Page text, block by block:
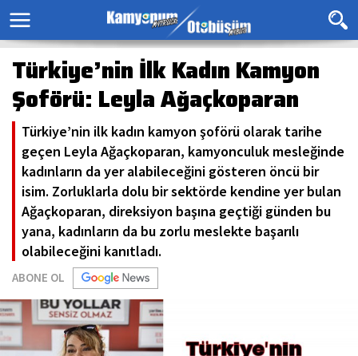
Türkiye’nin İlk Kadın Kamyon
Şoförü: Leyla Ağaçkoparan
Türkiye’nin ilk kadın kamyon şoförü olarak tarihe
geçen Leyla Ağaçkoparan, kamyonculuk mesleğinde
kadınların da yer alabileceğini gösteren öncü bir
isim. Zorluklarla dolu bir sektörde kendine yer bulan
Ağaçkoparan, direksiyon başına geçtiği günden bu
yana, kadınların da bu zorlu meslekte başarılı
olabileceğini kanıtladı.
ABONE OL